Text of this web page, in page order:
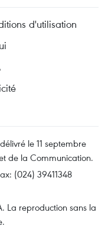
d'utilisation
le 11 septembre
de la Communication.
(024) 39411348
La reproduction sans la